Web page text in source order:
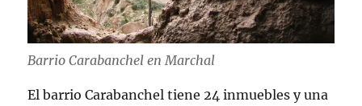
Barrio Carabanchel en Marchal
El barrio Carabanchel tiene 24 inmuebles y una